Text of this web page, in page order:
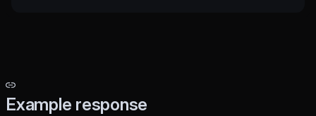
Example response